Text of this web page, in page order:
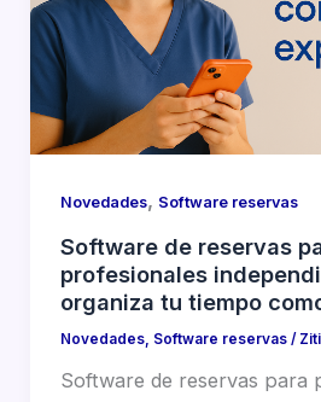
Novedades, Software reservas
Software de reservas
profesionales
organiza tu tiempo
Novedades, Software reservas/
Software de reservas para